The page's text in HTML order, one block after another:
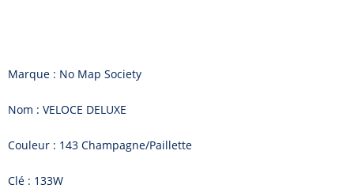
Marque : No Map Society
Nom : VELOCE DELUXE
Couleur : 143 Champagne/Paillette
Clé : 133W